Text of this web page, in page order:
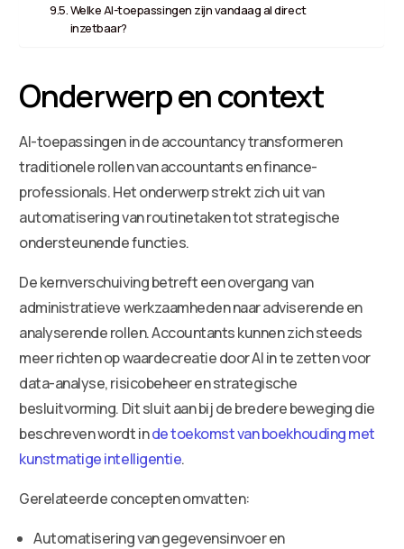
Welke AI-toepassingen zijn vandaag al direct
inzetbaar?
Onderwerp en context
AI-toepassingen in de accountancy transformeren
traditionele rollen van accountants en finance-
professionals. Het onderwerp strekt zich uit van
automatisering van routinetaken tot strategische
ondersteunende functies.
De kernverschuiving betreft een overgang van
administratieve werkzaamheden naar adviserende en
analyserende rollen. Accountants kunnen zich steeds
meer richten op waardecreatie door AI in te zetten voor
data-analyse, risicobeheer en strategische
besluitvorming. Dit sluit aan bij de bredere beweging die
beschreven wordt inde toekomst van boekhouding met
kunstmatige intelligentie.
Gerelateerde concepten omvatten:
Automatisering van gegevensinvoer en